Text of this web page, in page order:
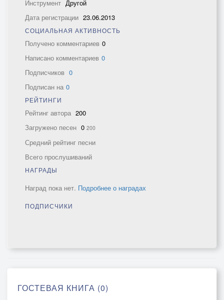
Инструмент Другой
Дата регистрации 23.06.2013
СОЦИАЛЬНАЯ АКТИВНОСТЬ
Получено комментариев 0
Написано комментариев 0
Подписчиков 0
Подписан на 0
РЕЙТИНГИ
Рейтинг автора 200
Загружено песен 0 200
Средний рейтинг песни
Всего прослушиваний
НАГРАДЫ
Наград пока нет. Подробнее о наградах
ПОДПИСЧИКИ
ГОСТЕВАЯ КНИГА (0)